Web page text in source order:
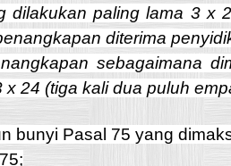
dilakukan paling lama 3 x
diterima
sebagaimana
x 24 (tiga kali dua puluh
bunyi Pasal 75 yang